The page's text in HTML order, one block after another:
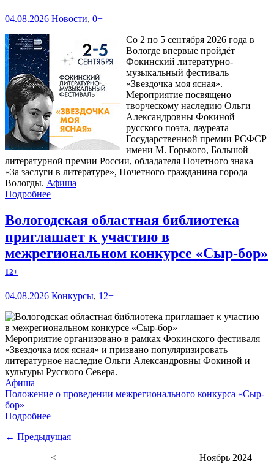
04.08.2026 Новости, 0+
Со 2 по 5 сентября 2026 года в
Вологде впервые пройдёт
Фокинский литературно-
музыкальный фестиваль
«Звездочка моя ясная».
Мероприятие посвящено
творческому наследию Ольги
Александровны Фокиной –
русского поэта, лауреата
Государственной премии РСФСР
имени М. Горького, Большой
литературной премии России, обладателя Почетного знака
«За заслуги в литературе», Почетного гражданина города
Вологды. Афиша
Подробнее
Вологодская областная библиотека
приглашает к участию в
межрегиональном конкурсе «Сыр-бор»
12+
04.08.2026 Конкурсы, 12+
Мероприятие организовано в рамках Фокинского фестиваля
«Звездочка моя ясная» и призвано популяризировать
литературное наследие Ольги Александровны Фокиной и
культуры Русского Севера.
Афиша
Положение о проведении межрегионального конкурса «Сыр-
бор»
Подробнее
← Предыдущая
<
Ноябрь 2024